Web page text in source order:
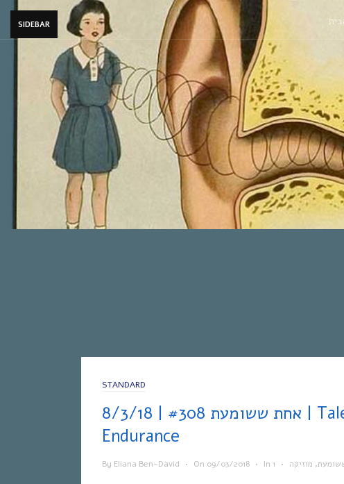
SIDEBAR
STANDARD
אחת ששומעת #308 | 8/3/18 | Tales of
Endurance
By Eliana Ben-David • On 09/03/2018 • In , מוזיקה •